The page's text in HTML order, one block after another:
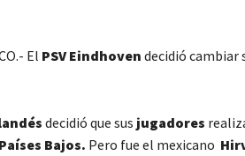
El PSV Eindhoven decidió cambiar
decidió que sus jugadores
Bajos. Pero fue el mexicano